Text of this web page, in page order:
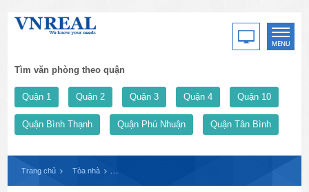
Tìm văn phòng theo quận
Quận 1 Quận 2 Quận 3 Quận 4 Quận 10
Quận Bình Thạnh Quận Phú Nhuận Quận Tân Bình
Trang chủ Tòa nhà